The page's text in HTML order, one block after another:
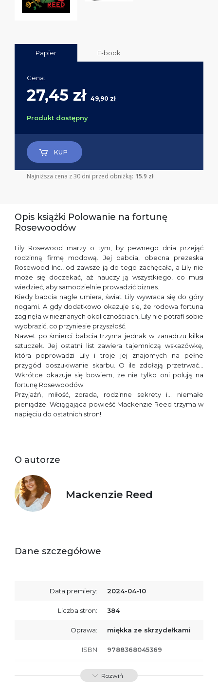
Papier E-book
Cena:
27,45 zł 49,90 zł
Produkt dostępny
KUP
Najniższa cena z 30 dni przed obniżką: 15.9 zł
Opis książki Polowanie na fortunę
Rosewoodów
Lily Rosewood marzy o tym, by pewnego dnia przejąć
rodzinną firmę modową. Jej babcia, obecna prezeska
Rosewood Inc., od zawsze ją do tego zachęcała, a Lily nie
może się doczekać, aż nauczy ją wszystkiego, co musi
wiedzieć, aby samodzielnie prowadzić biznes.
Kiedy babcia nagle umiera, świat Lily wywraca się do góry
nogami. A gdy dodatkowo okazuje się, że rodowa fortuna
zaginęła w nieznanych okolicznościach, Lily nie potrafi sobie
wyobrazić, co przyniesie przyszłość.
Nawet po śmierci babcia trzyma jednak w zanadrzu kilka
sztuczek. Jej ostatni list zawiera tajemniczą wskazówkę,
która poprowadzi Lily i troje jej znajomych na pełne
przygód poszukiwanie skarbu. O ile zdołają przetrwać…
Wkrótce okazuje się bowiem, że nie tylko oni polują na
fortunę Rosewoodów.
Przyjaźń, miłość, zdrada, rodzinne sekrety i… niemałe
pieniądze. Wciągająca powieść Mackenzie Reed trzyma w
napięciu do ostatnich stron!
O autorze
Mackenzie Reed
Dane szczegółowe
Data premiery: 2024-04-10
Liczba stron: 384
Oprawa: miękka ze skrzydełkami
ISBN 9788368045369
SKU: K800681
Rozwiń